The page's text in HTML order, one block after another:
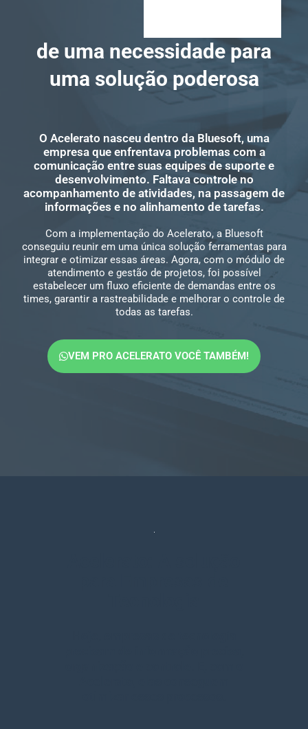
de uma necessidade para
uma solução poderosa
O Acelerato nasceu dentro da Bluesoft, uma
empresa que enfrentava problemas com a
comunicação entre suas equipes de suporte e
desenvolvimento. Faltava controle no
acompanhamento de atividades, na passagem de
informações e no alinhamento de tarefas.
Com a implementação do Acelerato, a Bluesoft
conseguiu reunir em uma única solução ferramentas para
integrar e otimizar essas áreas. Agora, com o módulo de
atendimento e gestão de projetos, foi possível
estabelecer um fluxo eficiente de demandas entre os
times, garantir a rastreabilidade e melhorar o controle de
todas as tarefas.
VEM PRO ACELERATO VOCÊ TAMBÉM!